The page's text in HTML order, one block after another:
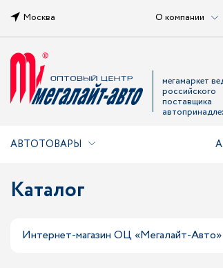
Москва О компании
мегамаркет
российского
поставщика
АВТОТОВАРЫ
Каталог
Интернет-магазин ОЦ «Мегалайт-Авто»